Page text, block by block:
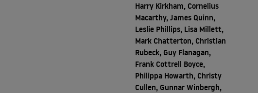
Harry Kirkham, Cornelius
Macarthy, James Quinn,
Leslie Phillips, Lisa Millett,
Mark Chatterton, Christian
Rubeck, Guy Flanagan,
Frank Cottrell Boyce,
Philippa Howarth, Christy
Cullen, Gunnar Winbergh,